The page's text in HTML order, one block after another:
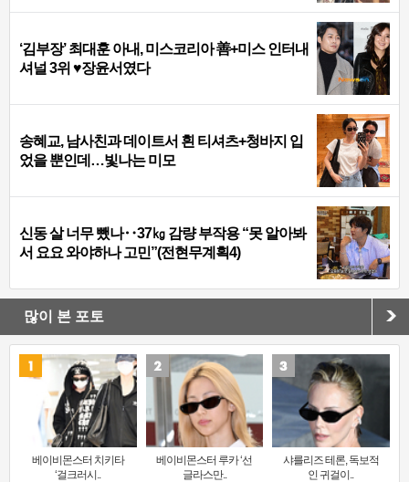
‘김부장’ 최대훈 아내, 미스코리아 善+미스 인터내
셔널 3위 ♥장윤서였다
송혜교, 남사친과 데이트서 흰 티셔츠+청바지 입
었을 뿐인데…빛나는 미모
신동 살 너무 뺐나‥37㎏ 감량 부작용 “못 알아봐
서 요요 와야하나 고민”(전현무계획4)
많이 본 포토
베이비몬스터 치키타
‘걸크러시..
베이비몬스터 루카 ‘선
글라스만..
샤를리즈 테론, 독보적
인 귀걸이..